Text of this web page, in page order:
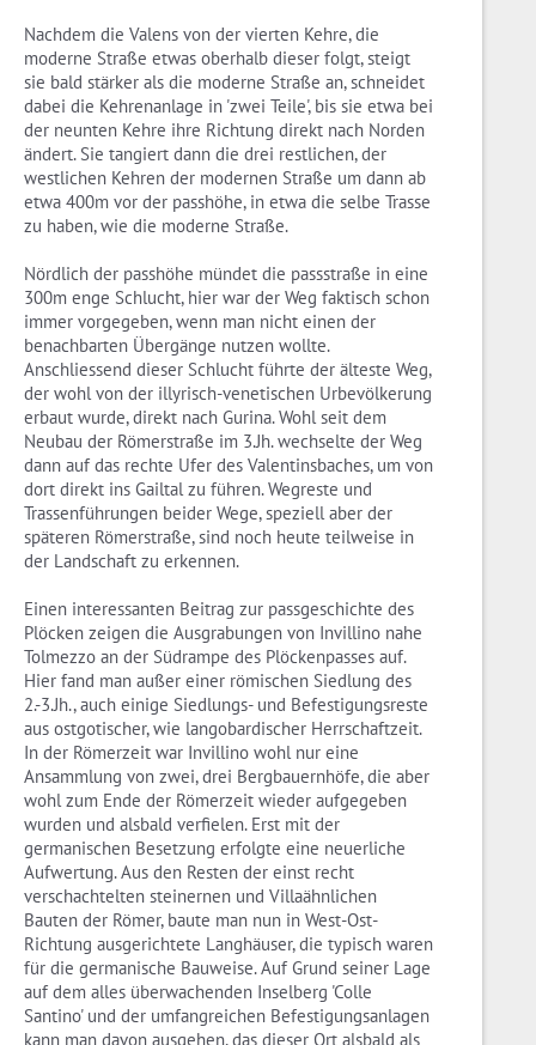
Nachdem die Valens von der vierten Kehre, die
moderne Straße etwas oberhalb dieser folgt, steigt
sie bald stärker als die moderne Straße an, schneidet
dabei die Kehrenanlage in 'zwei Teile', bis sie etwa bei
der neunten Kehre ihre Richtung direkt nach Norden
ändert. Sie tangiert dann die drei restlichen, der
westlichen Kehren der modernen Straße um dann ab
etwa 400m vor der passhöhe, in etwa die selbe Trasse
zu haben, wie die moderne Straße.
Nördlich der passhöhe mündet die passstraße in eine
300m enge Schlucht, hier war der Weg faktisch schon
immer vorgegeben, wenn man nicht einen der
benachbarten Übergänge nutzen wollte.
Anschliessend dieser Schlucht führte der älteste Weg,
der wohl von der illyrisch-venetischen Urbevölkerung
erbaut wurde, direkt nach Gurina. Wohl seit dem
Neubau der Römerstraße im 3.Jh. wechselte der Weg
dann auf das rechte Ufer des Valentinsbaches, um von
dort direkt ins Gailtal zu führen. Wegreste und
Trassenführungen beider Wege, speziell aber der
späteren Römerstraße, sind noch heute teilweise in
der Landschaft zu erkennen.
Einen interessanten Beitrag zur passgeschichte des
Plöcken zeigen die Ausgrabungen von Invillino nahe
Tolmezzo an der Südrampe des Plöckenpasses auf.
Hier fand man außer einer römischen Siedlung des
2.-3.Jh., auch einige Siedlungs- und Befestigungsreste
aus ostgotischer, wie langobardischer Herrschaftzeit.
In der Römerzeit war Invillino wohl nur eine
Ansammlung von zwei, drei Bergbauernhöfe, die aber
wohl zum Ende der Römerzeit wieder aufgegeben
wurden und alsbald verfielen. Erst mit der
germanischen Besetzung erfolgte eine neuerliche
Aufwertung. Aus den Resten der einst recht
verschachtelten steinernen und Villaähnlichen
Bauten der Römer, baute man nun in West-Ost-
Richtung ausgerichtete Langhäuser, die typisch waren
für die germanische Bauweise. Auf Grund seiner Lage
auf dem alles überwachenden Inselberg 'Colle
Santino' und der umfangreichen Befestigungsanlagen
kann man davon ausgehen, das dieser Ort alsbald als